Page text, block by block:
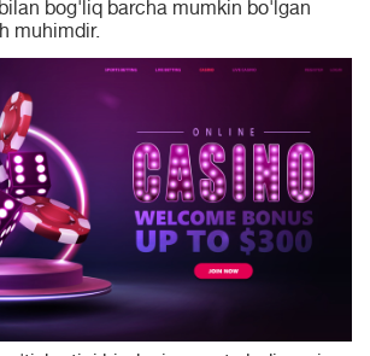
bog'liq barcha mumkin bo'lgan
muhimdir.